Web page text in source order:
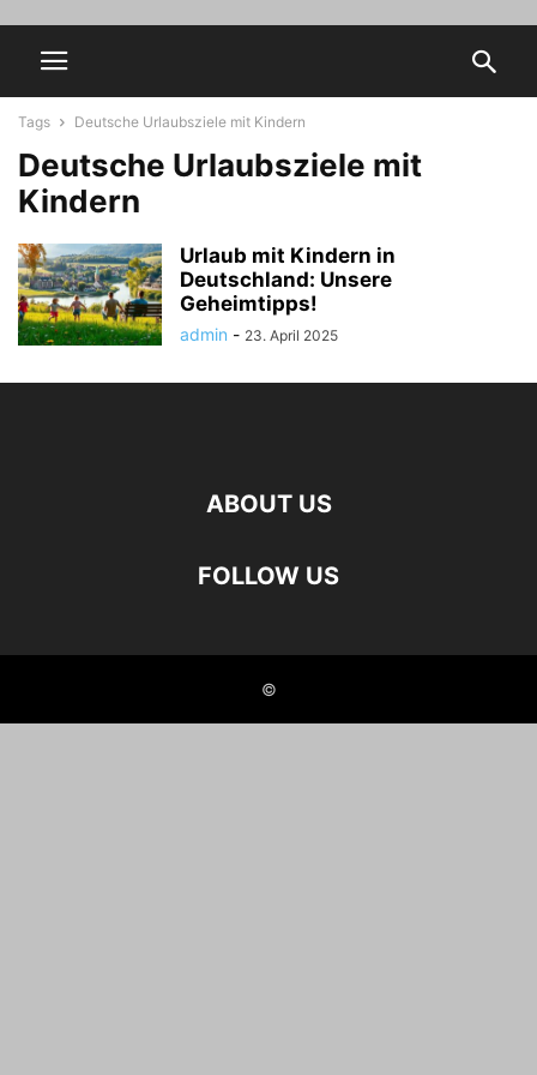
Tags Deutsche Urlaubsziele mit Kindern
Deutsche Urlaubsziele mit
Kindern
Urlaub mit Kindern in
Deutschland: Unsere
Geheimtipps!
admin - 23. April 2025
ABOUT US
FOLLOW US
©